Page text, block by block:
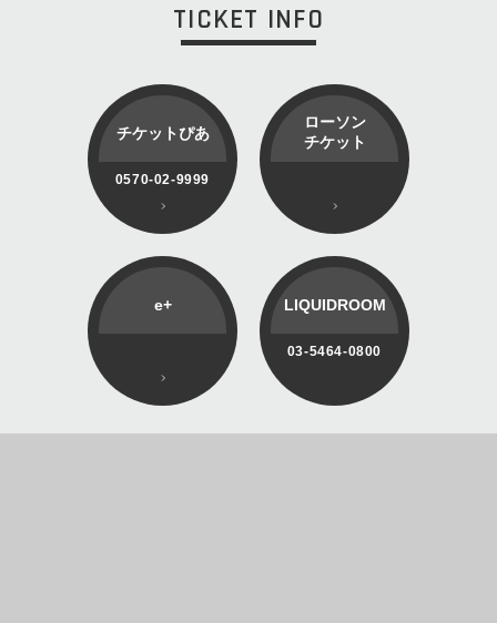
TICKET INFO
チケットぴあ
0570-02-9999
ローソン
チケット
e+ LIQUIDROOM
03-5464-0800